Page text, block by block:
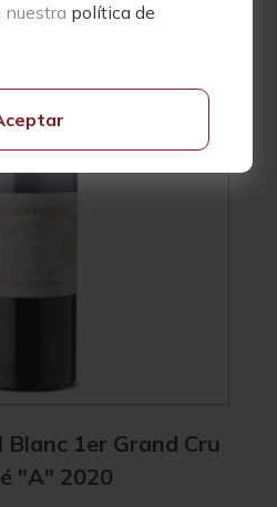
política de
1er Grand Cru
"A" 2020